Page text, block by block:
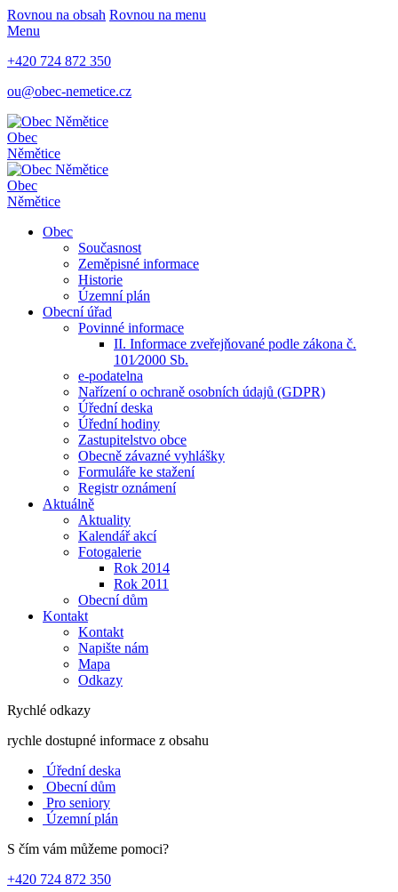
Rovnou na obsah Rovnou na menu
Menu
+420 724 872 350
ou@obec-nemetice.cz
Obec
Němětice
Obec
Němětice
Obec
Současnost
Zeměpisné informace
Historie
Územní plán
Obecní úřad
Povinné informace
II. Informace zveřejňované podle zákona č.
101⁄2000 Sb.
e-podatelna
Nařízení o ochraně osobních údajů (GDPR)
Úřední deska
Úřední hodiny
Zastupitelstvo obce
Obecně závazné vyhlášky
Formuláře ke stažení
Registr oznámení
Aktuálně
Aktuality
Kalendář akcí
Fotogalerie
Rok 2014
Rok 2011
Obecní dům
Kontakt
Kontakt
Napište nám
Mapa
Odkazy
Rychlé odkazy
rychle dostupné informace z obsahu
Úřední deska
Obecní dům
Pro seniory
Územní plán
S čím vám můžeme pomoci?
+420 724 872 350